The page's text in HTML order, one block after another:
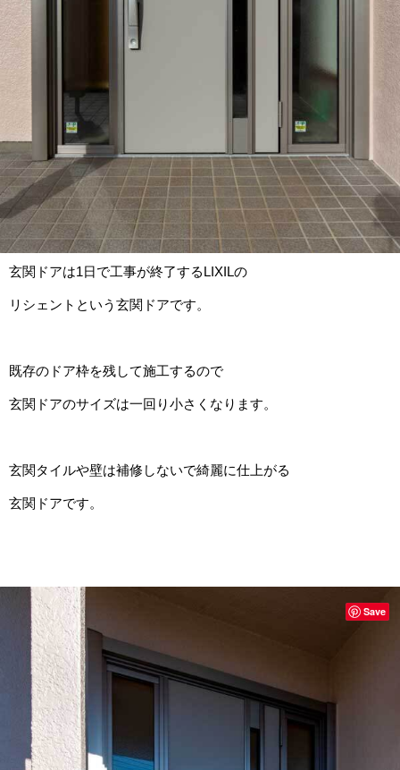
玄関ドアは1日で工事が終了するLIXILの
リシェントという玄関ドアです。
既存のドア枠を残して施工するので
玄関ドアのサイズは一回り小さくなります。
玄関タイルや壁は補修しないで綺麗に仕上がる
玄関ドアです。
Save